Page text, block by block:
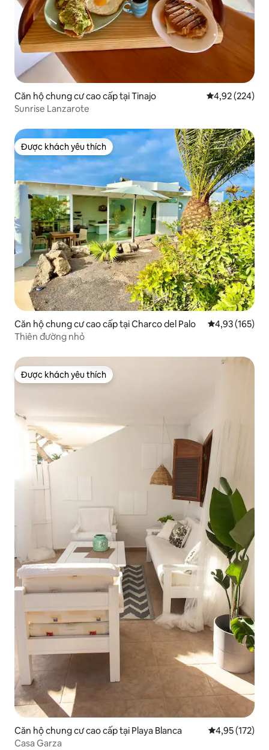
Căn hộ chung cư cao cấp tại Tinajo Xếp hạng
4,92 (224)
Sunrise Lanzarote
Được khách yêu thích
Được khách yêu thích
Căn hộ chung cư cao cấp tại Charco del Palo Xếp hạng
4,93 (165)
Thiên đường nhỏ
Được khách yêu thích
Được khách yêu thích
Căn hộ chung cư cao cấp tại Playa Blanca Xếp hạng
4,95 (172)
Casa Garza